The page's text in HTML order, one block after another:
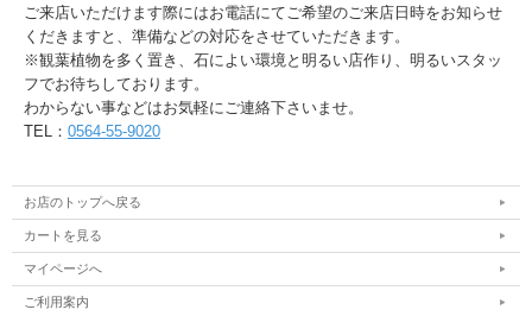
ご来店いただけます際にはお電話にてご希望のご来店日時をお知らせ
くだきますと、準備などの対応をさせていただきます。
※観葉植物を多く置き、石によい環境と明るい店作り、明るいスタッ
フでお待ちしております。
わからない事などはお気軽にご連絡下さいませ。
TEL： 0564-55-9020
お店のトップへ戻る
カートを見る
マイページへ
ご利用案内